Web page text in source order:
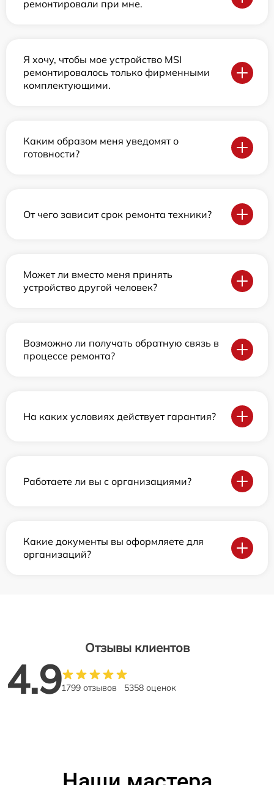
ремонтировали при мне.
Я хочу, чтобы мое устройство MSI
ремонтировалось только фирменными
комплектующими.
Каким образом меня уведомят о
готовности?
От чего зависит срок ремонта техники?
Может ли вместо меня принять
устройство другой человек?
Возможно ли получать обратную связь в
процессе ремонта?
На каких условиях действует гарантия?
Работаете ли вы с организациями?
Какие документы вы оформляете для
организаций?
Отзывы клиентов
4.91799 отзывов 5358 оценок